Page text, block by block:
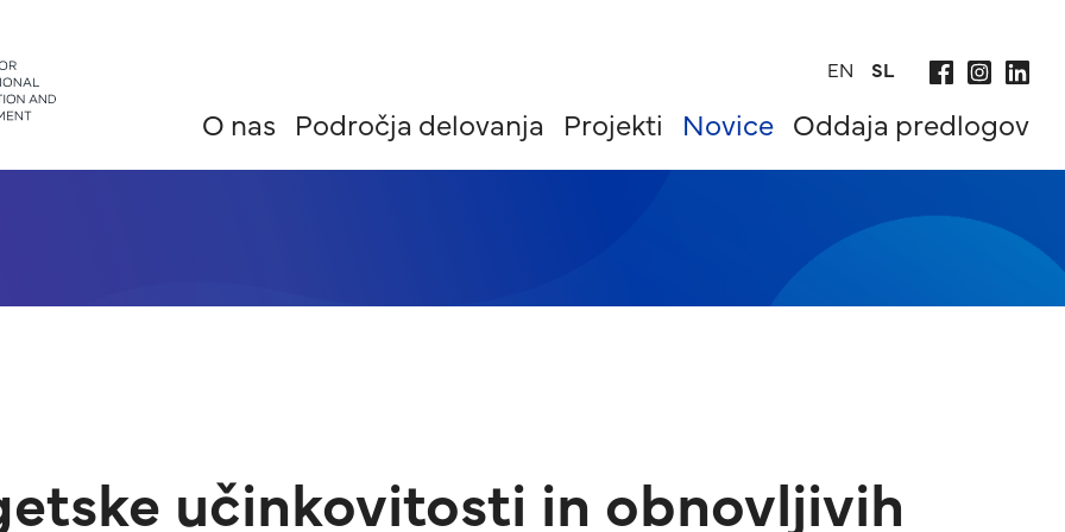
EN SL
O nas Področja delovanja Projekti Novice Oddaja predlogov
učinkovitosti in obnovljivih